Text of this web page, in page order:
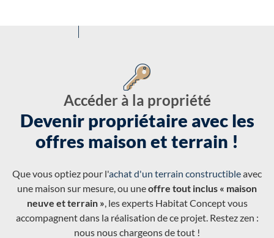
Accéder à la propriété
Devenir propriétaire avec les
offres maison et terrain !
Que vous optiez pour l'achat d'un terrain constructibleavec
une maison sur mesure, ou uneoffre tout inclus « maison
neuve et terrain », les experts Habitat Concept vous
accompagnent dans la réalisation de ce projet. Restez zen :
nous nous chargeons de tout !